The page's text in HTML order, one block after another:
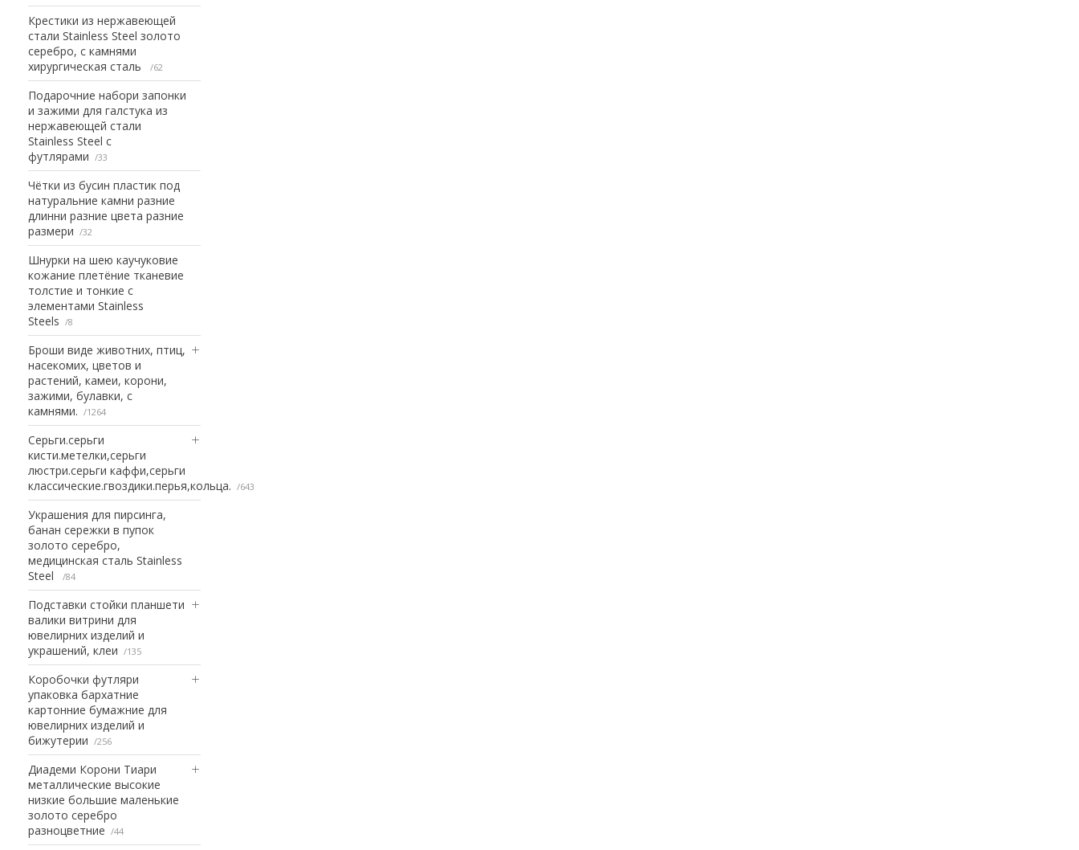
Крестики из нержавеющей
стали Stainless Steel золото
серебро, с камнями
хирургическая сталь
62
Подарочние набори запонки
и зажими для галстука из
нержавеющей стали
Stainless Steel с
футлярами
33
Чётки из бусин пластик под
натуральние камни разние
длинни разние цвета разние
размери
32
Шнурки на шею каучуковие
кожание плетёние тканевие
толстие и тонкие с
элементами Stainless
Steels
8
Броши виде животних, птиц,
насекомих, цветов и
растений, камеи, корони,
зажими, булавки, с
камнями.
1264
Серьги.серьги
кисти.метелки,серьги
люстри.серьги каффи,серьги
классические.гвоздики.перья,кольца.
643
Украшения для пирсинга,
банан сережки в пупок
золото серебро,
медицинская сталь Stainless
Steel
84
Подставки стойки планшети
валики витрини для
ювелирних изделий и
украшений, клеи
135
Коробочки футляри
упаковка бархатние
картонние бумажние для
ювелирних изделий и
бижутерии
256
Диадеми Корони Тиари
металлические высокие
низкие большие маленькие
золото серебро
разноцветние
44